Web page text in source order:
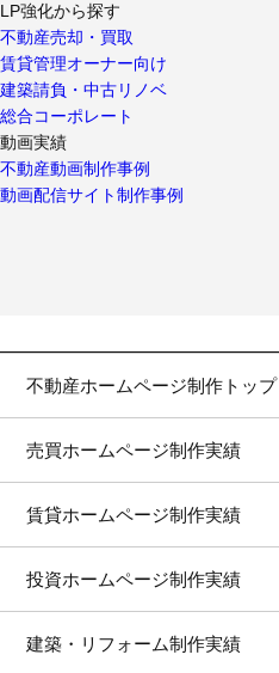
LP強化から探す
不動産売却・買取
賃貸管理オーナー向け
建築請負・中古リノベ
総合コーポレート
動画実績
不動産動画制作事例
動画配信サイト制作事例
不動産ホームページ制作トップ
売買ホームページ制作実績
賃貸ホームページ制作実績
投資ホームページ制作実績
建築・リフォーム制作実績